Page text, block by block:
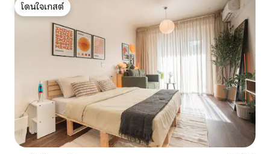
โดนใจเกสต์
โดนใจเกสต์